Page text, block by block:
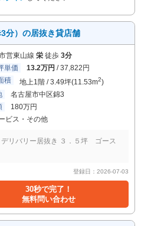
分）の居抜き貸店舗
営東山線 栄 徒歩 3分
単価
13.2万円 / 37,822円
積
地上1階 / 3.49坪(11.53m2)
名古屋市中区錦3
180万円
ビス・その他
リバリー居抜き ３．５坪 ゴース
登録日：2026-07-03
30秒で完了！
無料問い合わせ